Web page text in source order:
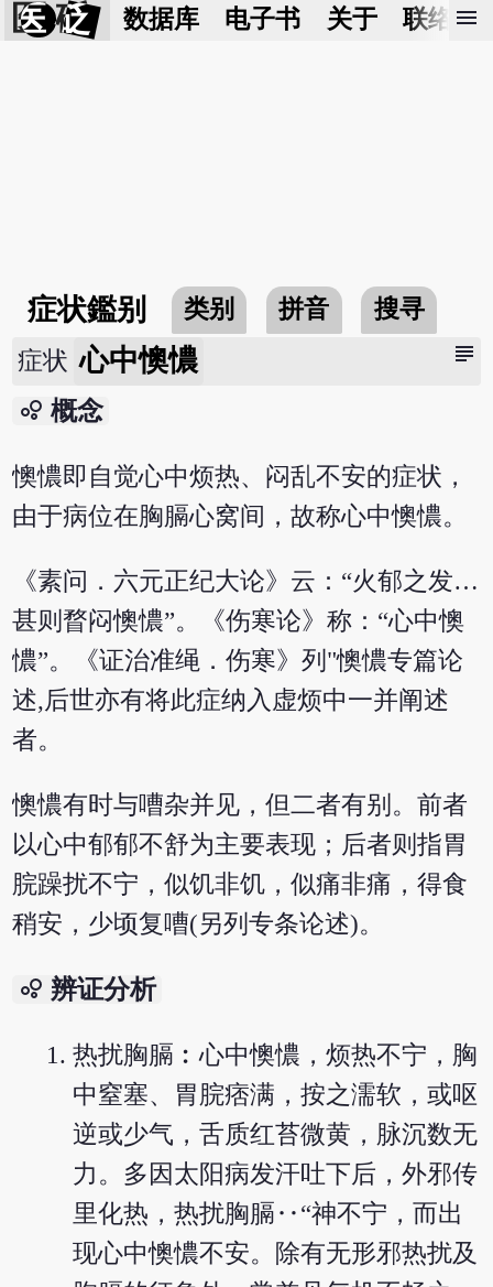
医 砭 数据库 电子书 关于 联络我
menu
症状鑑别 类别 拼音 搜寻
subject
症状 心中懊憹
bubble_chart 概念
懊憹即自觉心中烦热、闷乱不安的症状，
由于病位在胸膈心窝间，故称心中懊憹。
《素问．六元正纪大论》云：“火郁之发…
甚则瞀闷懊憹”。《伤寒论》称：“心中懊
憹”。《证治准绳．伤寒》列"懊憹专篇论
述,后世亦有将此症纳入虚烦中一并阐述
者。
懊憹有时与嘈杂并见，但二者有别。前者
以心中郁郁不舒为主要表现；后者则指胃
脘躁扰不宁，似饥非饥，似痛非痛，得食
稍安，少顷复嘈(另列专条论述)。
bubble_chart 辨证分析
热扰胸膈︰心中懊憹，烦热不宁，胸
中窒塞、胃脘痞满，按之濡软，或呕
逆或少气，舌质红苔微黄，脉沉数无
力。多因太阳病发汗吐下后，外邪传
里化热，热扰胸膈‥“神不宁，而出
现心中懊憹不安。除有无形邪热扰及